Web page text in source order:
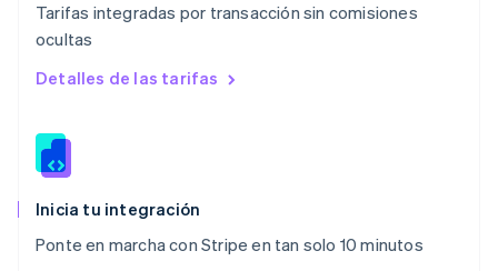
Tarifas integradas por transacción sin comisiones
ocultas
Detalles de las tarifas
Inicia tu integración
Ponte en marcha con Stripe en tan solo 10 minutos
NederlandsEnglish
Polonia
English
RAE de Hong Kong, China
Reino Unido
English
English